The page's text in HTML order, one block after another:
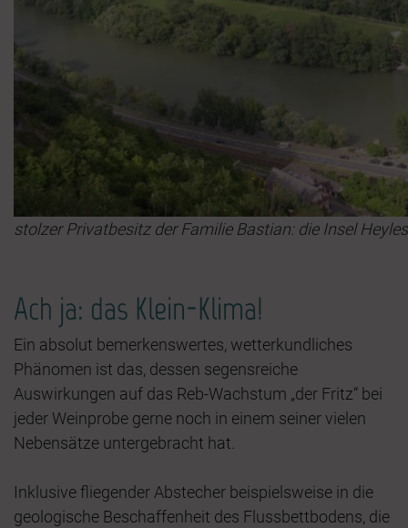
stolzer Privatbesitz der Familie Bastian: die Insel
Ach ja: das Klein-Klima!
Ein absolut bemerkenswertes, wetterkundliches
Phänomen ist das, dessen segensreiche
Auswirkungen auf das Reb-Wachstum „der Fritz“ bei
jeder Weinprobe gerne noch in einem seiner vielen
Nebensätze untergebracht hat.
Inklusive fliegender Abstecher beispielsweise in die
geologische Beschaffenheit des Flussbettbodens, die